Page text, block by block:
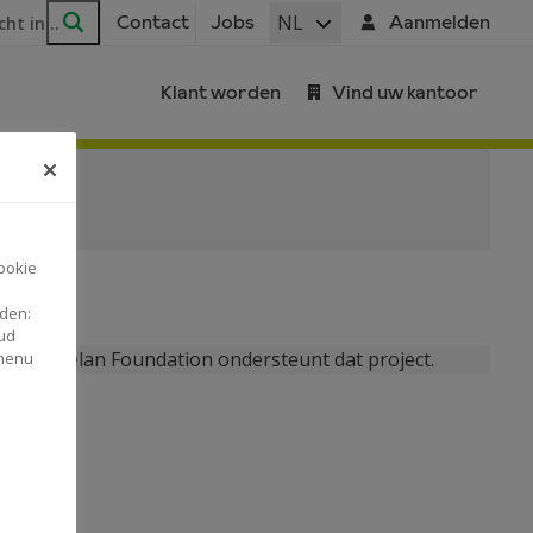
Zoeken
Contact Jobs NL Aanmelden
Klant worden Vind uw kantoor
Crelan Foundation ondersteunt dat project.